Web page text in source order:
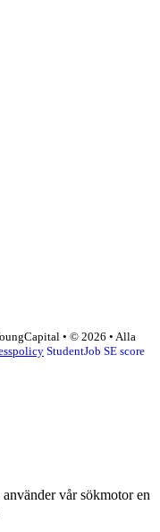
• © 2026 • Alla
StudentJob SE score
vår sökmotor en